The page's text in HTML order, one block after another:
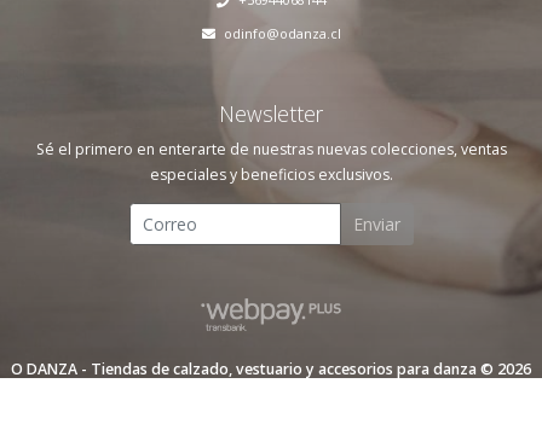
odinfo@odanza.cl
Newsletter
Sé el primero en enterarte de nuestras nuevas colecciones, ventas
especiales y beneficios exclusivos.
Enviar
O DANZA - Tiendas de calzado, vestuario y accesorios para danza © 2026